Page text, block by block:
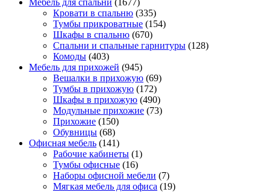
Мебель для спальни (1677)
Кровати в спальню (335)
Тумбы прикроватные (154)
Шкафы в спальню (670)
Спальни и спальные гарнитуры (128)
Комоды (403)
Мебель для прихожей (945)
Вешалки в прихожую (69)
Тумбы в прихожую (172)
Шкафы в прихожую (490)
Модульные прихожие (73)
Прихожие (150)
Обувницы (68)
Офисная мебель (141)
Рабочие кабинеты (1)
Тумбы офисные (16)
Наборы офисной мебели (7)
Мягкая мебель для офиса (19)